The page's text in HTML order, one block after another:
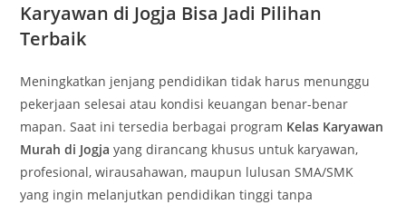
Karyawan di Jogja Bisa Jadi Pilihan
Terbaik
Meningkatkan jenjang pendidikan tidak harus menunggu
pekerjaan selesai atau kondisi keuangan benar-benar
mapan. Saat ini tersedia berbagai program Kelas Karyawan
Murah di Jogja yang dirancang khusus untuk karyawan,
profesional, wirausahawan, maupun lulusan SMA/SMK
yang ingin melanjutkan pendidikan tinggi tanpa